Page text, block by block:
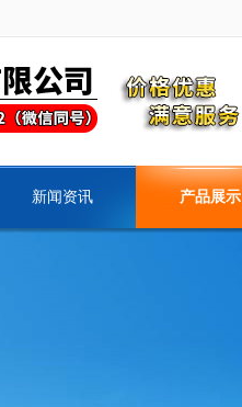
新闻资讯 产品展示